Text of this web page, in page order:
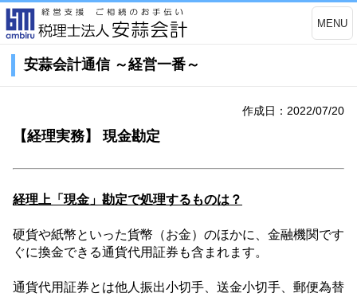
MENU
安蒜会計通信 ～経営一番～
作成日：2022/07/20
【経理実務】 現金勘定
経理上「現金」勘定で処理するものは？
硬貨や紙幣といった貨幣（お金）のほかに、金融機関です
ぐに換金できる通貨代用証券も含まれます。
通貨代用証券とは他人振出小切手、送金小切手、郵便為替